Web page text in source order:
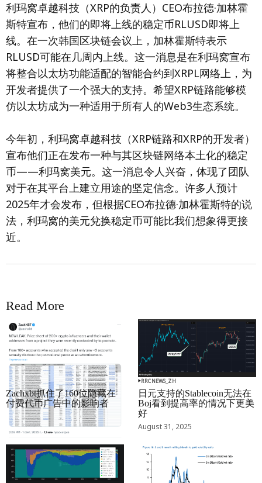
利玛窝卓越科技（XRP的负责人）CEO布拉德·加林霍
斯特宣布，他们的即将上线的稳定币RLUSD即将上
线。在一次韩国区块链会议上，加林霍斯特表示
RLUSD可能在几周内上线。这一消息是在利玛窝宣布
将整合以太坊功能适配的智能合约到XRPL网络上，为
开发者提供了一个强大的支持。希望XRP链路能够模
仿以太坊成为一种适用于所有人的Web3生态系统。
今年初，利玛窝卓越科技（XRP链路和XRP的开发者）
宣布他们正在发布一种与其区块链网络本土化的稳定
币——利玛窝美元。这一消息令人兴奋，体现了团队
对于在其平台上建立用途的坚定信念。许多人预计
2025年才会发布，但根据CEO布拉德·加林霍斯特的说
法，利玛窝的美元兌换稳定币可能比我们想象得更接
近。
Read More
RRCNEWS_ZH
Zachxbt抓住了160位隐藏在
付费代币广告中的影响者
September 01, 2025
RRCNEWS_ZH
日元支持的Stablecoin无法在
Boj看到提高率的情况下更美
好
August 31, 2025